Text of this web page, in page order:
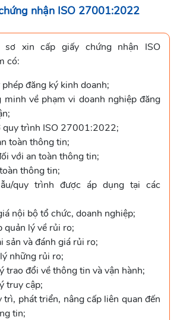
nhận ISO 27001:2022
sơ xin cấp giấy chứng nhận ISO
có:
đăng ký kinh doanh;
minh về phạm vi doanh nghiệp đăng
quy trình ISO 27001:2022;
toàn thông tin;
với an toàn thông tin;
thông tin;
quy trình được áp dụng tại các
nội bộ tổ chức, doanh nghiệp;
quản lý về rủi ro;
sản và đánh giá rủi ro;
những rủi ro;
trao đổi về thông tin và vận hành;
truy cập;
trì, phát triển, nâng cấp liên quan đến
tin;